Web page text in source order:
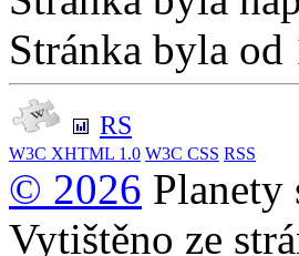
Stránka byla
RS
W3C XHTML 1.0 W3C CSS RSS
© 2026 Planety
Vytištěno ze